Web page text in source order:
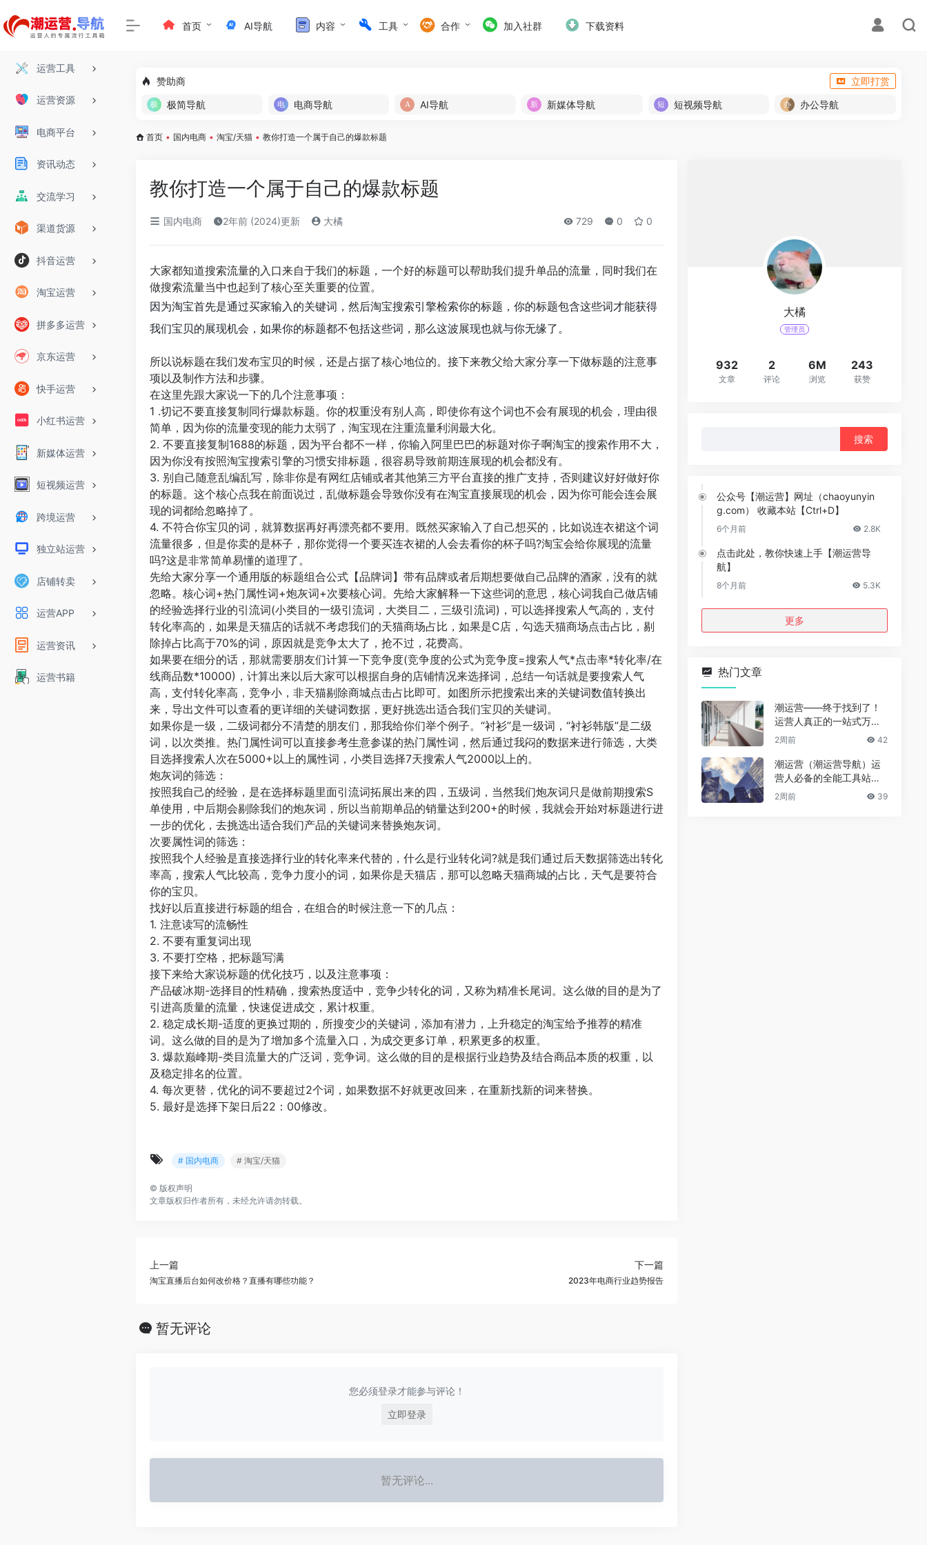
运营工具
运营资源
电商平台
资讯动态
交流学习
渠道货源
抖音运营
淘宝运营
拼多多运营
京东运营
快手运营
小红书运营
新媒体运营
短视频运营
跨境运营
独立站运营
店铺转卖
运营APP
运营资讯
运营书籍
首页 AI导航 内容 工具 合作 加入社群 下载资料
赞助商
立即打赏
极简导航
电商导航 AI导航 新媒体导航 短视频导航 办公导航
首页 • 国内电商 • 淘宝/天猫 • 教你打造一个属于自己的爆款标题
教你打造一个属于自己的爆款标题
国内电商 2年前 (2024)更新 大橘 729 0 0
大家都知道搜索流量的入口来自于我们的标题，一个好的标题可以帮助我们提升单品的流量，同时我们在
做搜索流量当中也起到了核心至关重要的位置。
因为淘宝首先是通过买家输入的关键词，然后淘宝搜索引擎检索你的标题，你的标题包含这些词才能获得
我们宝贝的展现机会，如果你的标题都不包括这些词，那么这波展现也就与你无缘了。
所以说标题在我们发布宝贝的时候，还是占据了核心地位的。接下来教父给大家分享一下做标题的注意事
项以及制作方法和步骤。
在这里先跟大家说一下的几个注意事项：
1 .切记不要直接复制同行爆款标题。你的权重没有别人高，即使你有这个词也不会有展现的机会，理由很
简单，因为你的流量变现的能力太弱了，淘宝现在注重流量利润最大化。
2. 不要直接复制1688的标题，因为平台都不一样，你输入阿里巴巴的标题对你子啊淘宝的搜索作用不大，
因为你没有按照淘宝搜索引擎的习惯安排标题，很容易导致前期连展现的机会都没有。
3. 别自己随意乱编乱写，除非你是有网红店铺或者其他第三方平台直接的推广支持，否则建议好好做好你
的标题。这个核心点我在前面说过，乱做标题会导致你没有在淘宝直接展现的机会，因为你可能会连会展
现的词都给忽略掉了。
4. 不符合你宝贝的词，就算数据再好再漂亮都不要用。既然买家输入了自己想买的，比如说连衣裙这个词
流量很多，但是你卖的是杯子，那你觉得一个要买连衣裙的人会去看你的杯子吗?淘宝会给你展现的流量
吗?这是非常简单易懂的道理了。
先给大家分享一个通用版的标题组合公式【品牌词】带有品牌或者后期想要做自己品牌的酒家，没有的就
忽略。核心词+热门属性词+炮灰词+次要核心词。先给大家解释一下这些词的意思，核心词我自己做店铺
的经验选择行业的引流词(小类目的一级引流词，大类目二，三级引流词)，可以选择搜索人气高的，支付
转化率高的，如果是天猫店的话就不考虑我们的天猫商场占比，如果是C店，勾选天猫商场点击占比，剔
除掉占比高于70%的词，原因就是竞争太大了，抢不过，花费高。
如果要在细分的话，那就需要朋友们计算一下竞争度(竞争度的公式为竞争度=搜索人气*点击率*转化率/在
线商品数*10000)，计算出来以后大家可以根据自身的店铺情况来选择词，总结一句话就是要搜索人气
高，支付转化率高，竞争小，非天猫剔除商城点击占比即可。如图所示把搜索出来的关键词数值转换出
来，导出文件可以查看的更详细的关键词数据，更好挑选出适合我们宝贝的关键词。
如果你是一级，二级词都分不清楚的朋友们，那我给你们举个例子。“衬衫”是一级词，“衬衫韩版”是二级
词，以次类推。热门属性词可以直接参考生意参谋的热门属性词，然后通过我闷的数据来进行筛选，大类
目选择搜索人次在5000+以上的属性词，小类目选择7天搜索人气2000以上的。
炮灰词的筛选：
按照我自己的经验，是在选择标题里面引流词拓展出来的四，五级词，当然我们炮灰词只是做前期搜索S
单使用，中后期会剔除我们的炮灰词，所以当前期单品的销量达到200+的时候，我就会开始对标题进行进
一步的优化，去挑选出适合我们产品的关键词来替换炮灰词。
次要属性词的筛选：
按照我个人经验是直接选择行业的转化率来代替的，什么是行业转化词?就是我们通过后天数据筛选出转化
率高，搜索人气比较高，竞争力度小的词，如果你是天猫店，那可以忽略天猫商城的占比，天气是要符合
你的宝贝。
找好以后直接进行标题的组合，在组合的时候注意一下的几点：
1. 注意读写的流畅性
2. 不要有重复词出现
3. 不要打空格，把标题写满
接下来给大家说标题的优化技巧，以及注意事项：
产品破冰期-选择目的性精确，搜索热度适中，竞争少转化的词，又称为精准长尾词。这么做的目的是为了
引进高质量的流量，快速促进成交，累计权重。
2. 稳定成长期-适度的更换过期的，所搜变少的关键词，添加有潜力，上升稳定的淘宝给予推荐的精准
词。这么做的目的是为了增加多个流量入口，为成交更多订单，积累更多的权重。
3. 爆款巅峰期-类目流量大的广泛词，竞争词。这么做的目的是根据行业趋势及结合商品本质的权重，以
及稳定排名的位置。
4. 每次更替，优化的词不要超过2个词，如果数据不好就更改回来，在重新找新的词来替换。
5. 最好是选择下架日后22：00修改。
# 国内电商 # 淘宝/天猫
© 版权声明
文章版权归作者所有，未经允许请勿转载。
上一篇
淘宝直播后台如何改价格？直播有哪些功能？
下一篇
2023年电商行业趋势报告
暂无评论
您必须登录才能参与评论！
立即登录
暂无评论...
大橘
管理员
932
文章
2
评论
6M
浏览
243
获赞
公众号【潮运营】网址（chaoyunyin
g.com） 收藏本站【Ctrl+D】
6个月前 2.8K
点击此处，教你快速上手【潮运营导
航】
8个月前 5.3K
更多
热门文章
潮运营——终于找到了！
运营人真正的一站式万能
资源导航（免费、无广
2周前 42
潮运营（潮运营导航）运
营人必备的全能工具站｜
完整功能详解
2周前 39